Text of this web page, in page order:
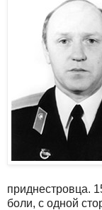
приднестровца.
боли, с одной